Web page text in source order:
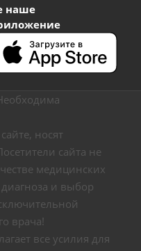
наше
носят
сайта не
медицинских
и выбор
врача!
все усилия для